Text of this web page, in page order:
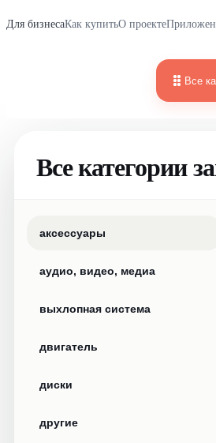
Для бизнесаКак купитьО проекте
Все
Все категории
аксессуары
аудио, видео, медиа
выхлопная система
двигатель
диски
другие